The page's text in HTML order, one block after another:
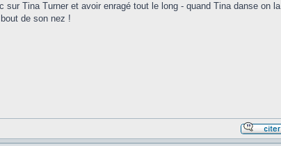
Tina Turner et avoir enragé tout le long - quand Tina danse on la
de son nez !